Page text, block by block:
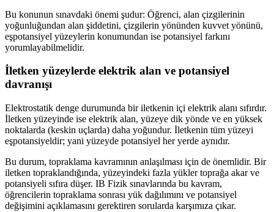
Bu konunun sınavdaki önemi şudur: Öğrenci, alan çizgilerinin
yoğunluğundan alan şiddetini, çizgilerin yönünden kuvvet yönünü,
eşpotansiyel yüzeylerin konumundan ise potansiyel farkını
yorumlayabilmelidir.
İletken yüzeylerde elektrik alan ve potansiyel
davranışı
Elektrostatik denge durumunda bir iletkenin içi elektrik alanı sıfırdır.
İletken yüzeyinde ise elektrik alan, yüzeye dik yönde ve en yüksek
noktalarda (keskin uçlarda) daha yoğundur. İletkenin tüm yüzeyi
eşpotansiyeldir; yani yüzeyde potansiyel her yerde aynıdır.
Bu durum, topraklama kavramının anlaşılması için de önemlidir. Bir
iletken topraklandığında, yüzeyindeki fazla yükler toprağa akar ve
potansiyeli sıfıra düşer. IB Fizik sınavlarında bu kavram,
öğrencilerin topraklama sonrası yük dağılımını ve potansiyel
değişimini açıklamasını gerektiren sorularda karşımıza çıkar.